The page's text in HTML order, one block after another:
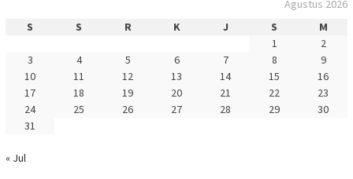
Agustus 2026
S
S R K J S
M
1
2
3
4 5 6 7 8
9
10
11 12 13 14 15
16
17
18 19 20 21 22
23
24
25 26 27 28 29
30
31
« Jul